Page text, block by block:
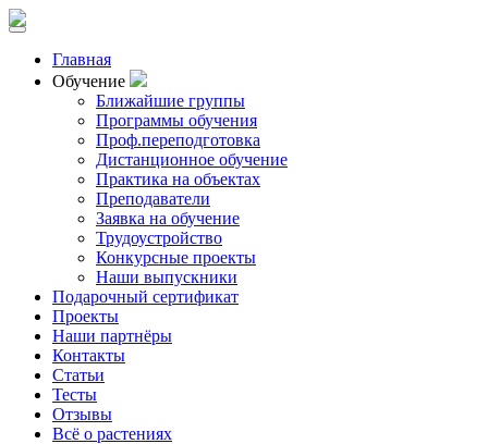
Главная
Обучение
Ближайшие группы
Программы обучения
Проф.переподготовка
Дистанционное обучение
Практика на объектах
Преподаватели
Заявка на обучение
Трудоустройство
Конкурсные проекты
Наши выпускники
Подарочный сертификат
Проекты
Наши партнёры
Контакты
Статьи
Тесты
Отзывы
Всё о растениях